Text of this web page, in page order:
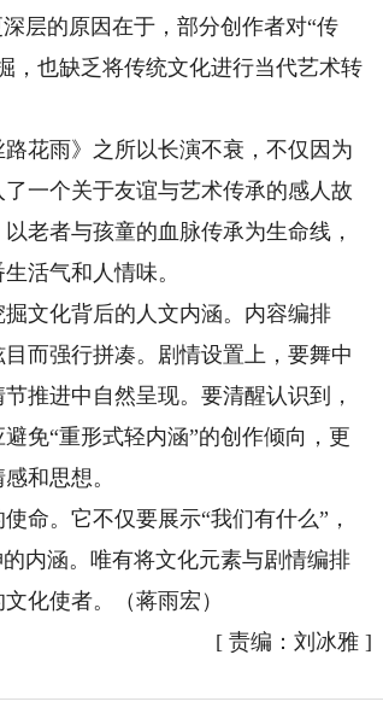
层的原因在于，部分创作者对“传
，也缺乏将传统文化进行当代艺术转
花雨》之所以长演不衰，不仅因为
一个关于友谊与艺术传承的感人故
老者与孩童的血脉传承为生命线，
活气和人情味。
文化背后的人文内涵。内容编排
而强行拼凑。剧情设置上，要舞中
推进中自然呈现。要清醒认识到，
免“重形式轻内涵”的创作倾向，更
和思想。
。它不仅要展示“我们有什么”，
内涵。唯有将文化元素与剧情编排
化使者。（蒋雨宏）
[ 责编：刘冰雅 ]